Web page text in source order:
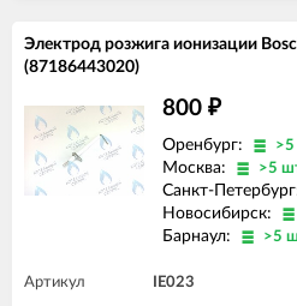
Электрод розжига ионизации
(87186443020)
800 ₽
Оренбург:
Москва: >5
Санкт-
Новосибирск:
Барнаул: >5
Артикул IE023